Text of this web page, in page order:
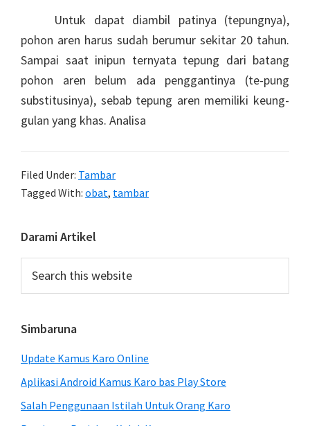
Untuk dapat diambil patinya (tepungnya),
pohon aren harus sudah berumur sekitar 20 tahun.
Sampai saat inipun ternyata tepung dari batang
pohon aren belum ada penggantinya (te-pung
substitusinya), sebab tepung aren memiliki keung-
gulan yang khas. Analisa
Filed Under: Tambar
Tagged With: obat, tambar
Primary
Sidebar
Darami Artikel
this
Simbaruna
Update Kamus Karo Online
Aplikasi Android Kamus Karo bas Play Store
Salah Penggunaan Istilah Untuk Orang Karo